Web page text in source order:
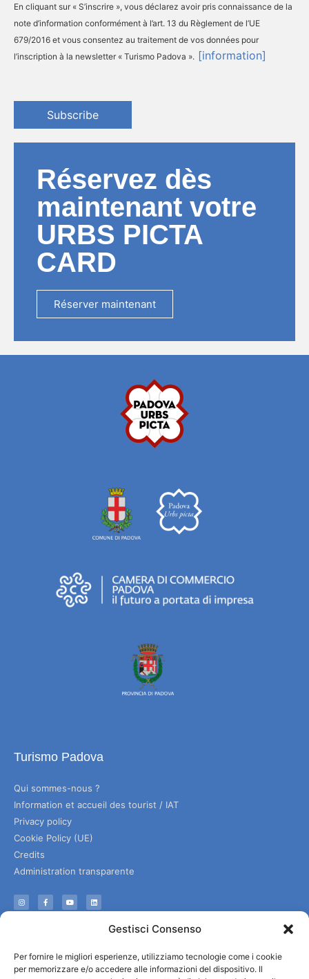
Gestisci Consenso
Per fornire le migliori esperienze, utilizziamo tecnologie come i cookie
per memorizzare e/o accedere alle informazioni del dispositivo. Il
En cliquant sur « S’inscrire », vous déclarez avoir pris connaissance de la
note d’information conformément à l’art. 13 du Règlement de l’UE
679/2016 et vous consentez au traitement de vos données pour
l’inscription à la newsletter « Turismo Padova ». [information]
Subscribe
Réservez dès
maintenant votre
URBS PICTA
CARD
Réserver maintenant
Turismo Padova
Qui sommes-nous ?
Information et accueil des tourist / IAT
Privacy policy
Cookie Policy (UE)
Credits
Administration transparente
Services utiles